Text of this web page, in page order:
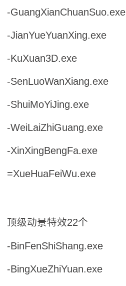
-GuangXianChuanSuo.exe
-JianYueYuanXing.exe
-KuXuan3D.exe
-SenLuoWanXiang.exe
-ShuiMoYiJing.exe
-WeiLaiZhiGuang.exe
-XinXingBengFa.exe
=XueHuaFeiWu.exe
顶级动景特效22个
-BinFenShiShang.exe
-BingXueZhiYuan.exe